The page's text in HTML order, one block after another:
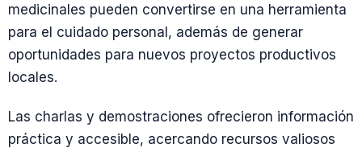
medicinales pueden convertirse en una herramienta
para el cuidado personal, además de generar
oportunidades para nuevos proyectos productivos
locales.
Las charlas y demostraciones ofrecieron información
práctica y accesible, acercando recursos valiosos